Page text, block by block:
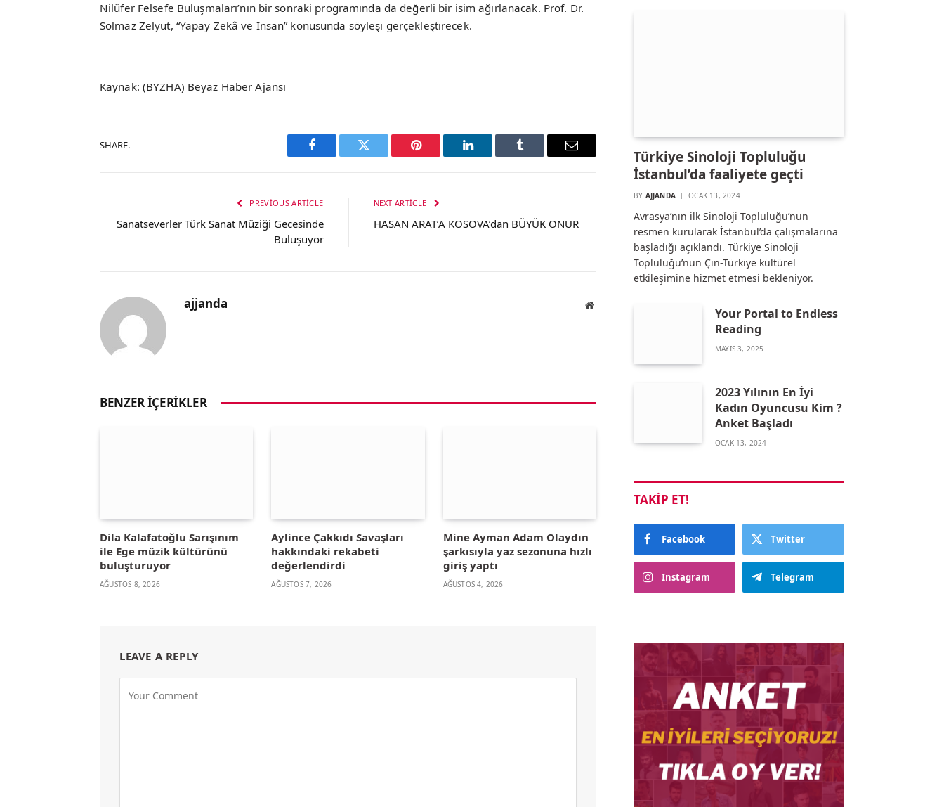
Nilüfer Felsefe Buluşmaları’nın bir sonraki programında da değerli bir isim ağırlanacak. Prof. Dr.
Solmaz Zelyut, “Yapay Zekâ ve İnsan” konusunda söyleşi gerçekleştirecek.
Kaynak: (BYZHA) Beyaz Haber Ajansı
SHARE.
Facebook Twitter Pinterest LinkedIn Tumblr Email
PREVIOUS ARTICLE
Sanatseverler Türk Sanat Müziği Gecesinde
Buluşuyor
NEXT ARTICLE
HASAN ARAT’A KOSOVA’dan BÜYÜK ONUR
ajjanda Website
BENZER İÇERIKLER
Dila Kalafatoğlu Sarışınım
ile Ege müzik kültürünü
buluşturuyor
AĞUSTOS 8, 2026
Aylince Çakkıdı Savaşları
hakkındaki rekabeti
değerlendirdi
AĞUSTOS 7, 2026
Mine Ayman Adam Olaydın
şarkısıyla yaz sezonuna hızlı
giriş yaptı
AĞUSTOS 4, 2026
LEAVE A REPLY
Türkiye Sinoloji Topluluğu
İstanbul’da faaliyete geçti
BY AJJANDA OCAK 13, 2024
Avrasya’nın ilk Sinoloji Topluluğu’nun
resmen kurularak İstanbul’da çalışmalarına
başladığı açıklandı. Türkiye Sinoloji
Topluluğu’nun Çin-Türkiye kültürel
etkileşimine hizmet etmesi bekleniyor.
Your Portal to Endless
Reading
MAYIS 3, 2025
2023 Yılının En İyi
Kadın Oyuncusu Kim ?
Anket Başladı
OCAK 13, 2024
TAKIP ET!
Facebook Twitter
Instagram Telegram